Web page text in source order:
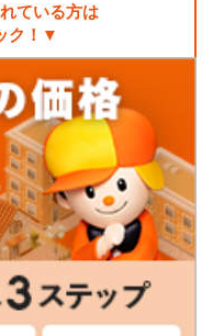
ている方は
ク！▼